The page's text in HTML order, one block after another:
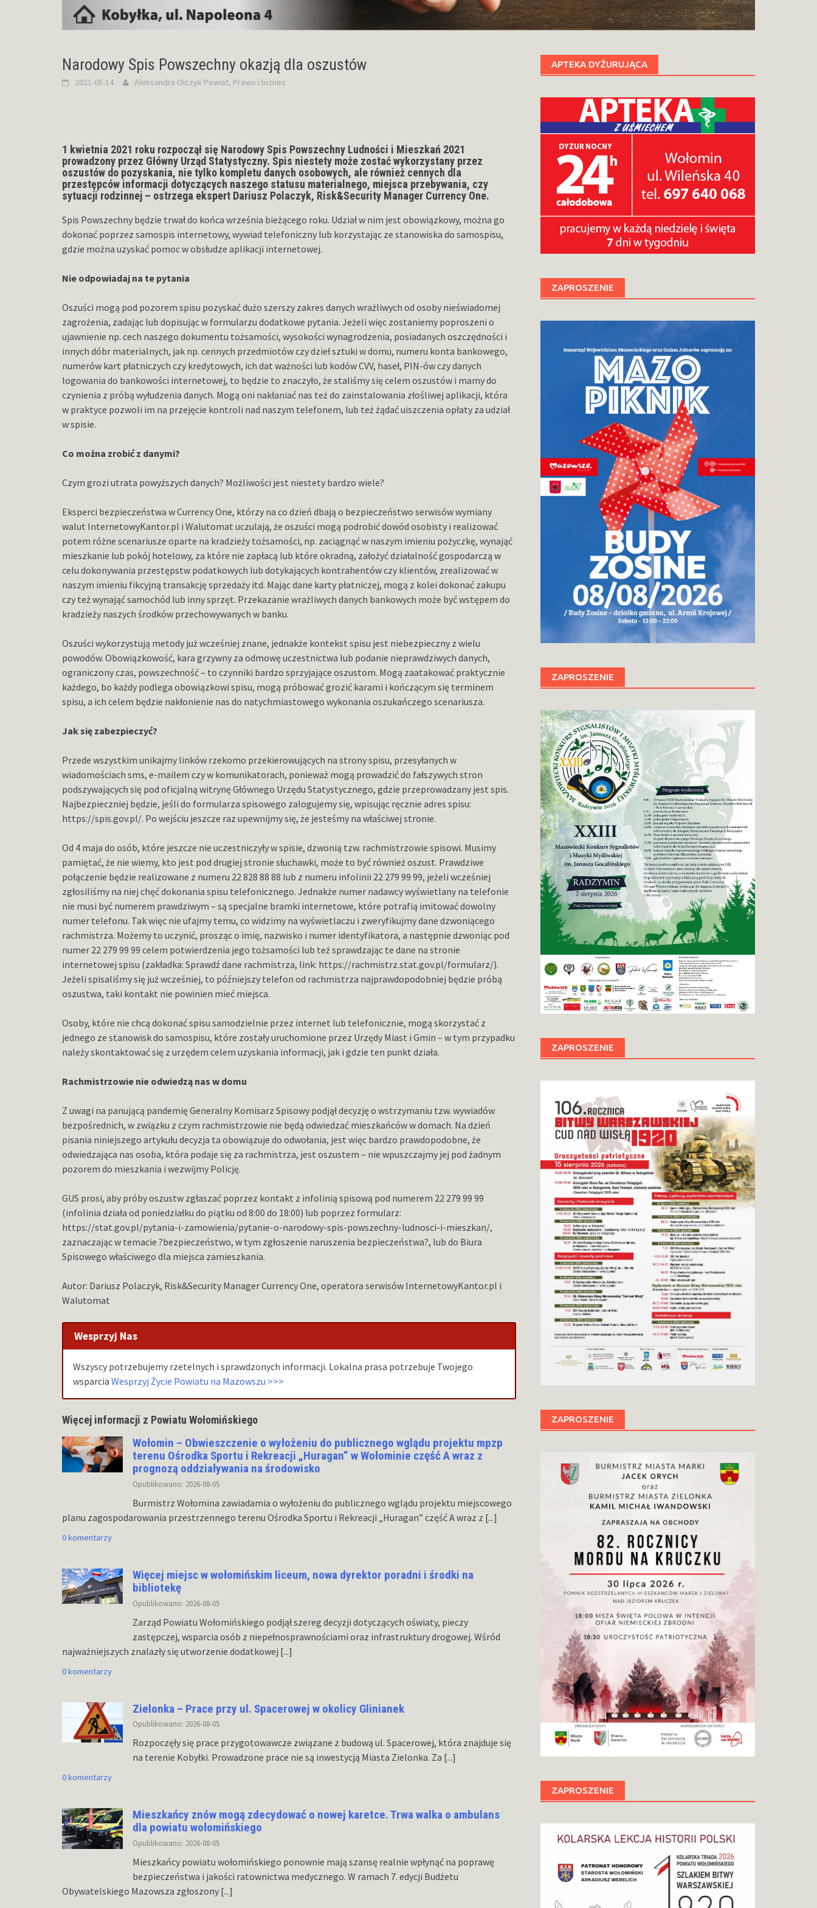
Narodowy Spis Powszechny okazją dla oszustów
2021-05-14 Aleksandra Olczyk Powiat, Prawo i biznes
1 kwietnia 2021 roku rozpoczął się Narodowy Spis Powszechny Ludności i Mieszkań 2021
prowadzony przez Główny Urząd Statystyczny. Spis niestety może zostać wykorzystany przez
oszustów do pozyskania, nie tylko kompletu danych osobowych, ale również cennych dla
przestępców informacji dotyczących naszego statusu materialnego, miejsca przebywania, czy
sytuacji rodzinnej – ostrzega ekspert Dariusz Polaczyk, Risk&Security Manager Currency One.
Spis Powszechny będzie trwał do końca września bieżącego roku. Udział w nim jest obowiązkowy, można go
dokonać poprzez samospis internetowy, wywiad telefoniczny lub korzystając ze stanowiska do samospisu,
gdzie można uzyskać pomoc w obsłudze aplikacji internetowej.
Nie odpowiadaj na te pytania
Oszuści mogą pod pozorem spisu pozyskać dużo szerszy zakres danych wrażliwych od osoby nieświadomej
zagrożenia, zadając lub dopisując w formularzu dodatkowe pytania. Jeżeli więc zostaniemy poproszeni o
ujawnienie np. cech naszego dokumentu tożsamości, wysokości wynagrodzenia, posiadanych oszczędności i
innych dóbr materialnych, jak np. cennych przedmiotów czy dzieł sztuki w domu, numeru konta bankowego,
numerów kart płatniczych czy kredytowych, ich dat ważności lub kodów CVV, haseł, PIN-ów czy danych
logowania do bankowości internetowej, to będzie to znaczyło, że staliśmy się celem oszustów i mamy do
czynienia z próbą wyłudzenia danych. Mogą oni nakłaniać nas też do zainstalowania złośliwej aplikacji, która
w praktyce pozwoli im na przejęcie kontroli nad naszym telefonem, lub też żądać uiszczenia opłaty za udział
w spisie.
Co można zrobić z danymi?
Czym grozi utrata powyższych danych? Możliwości jest niestety bardzo wiele?
Eksperci bezpieczeństwa w Currency One, którzy na co dzień dbają o bezpieczeństwo serwisów wymiany
walut InternetowyKantor.pl i Walutomat uczulają, że oszuści mogą podrobić dowód osobisty i realizować
potem różne scenariusze oparte na kradzieży tożsamości, np. zaciągnąć w naszym imieniu pożyczkę, wynająć
mieszkanie lub pokój hotelowy, za które nie zapłacą lub które okradną, założyć działalność gospodarczą w
celu dokonywania przestępstw podatkowych lub dotykających kontrahentów czy klientów, zrealizować w
naszym imieniu fikcyjną transakcję sprzedaży itd. Mając dane karty płatniczej, mogą z kolei dokonać zakupu
czy też wynająć samochód lub inny sprzęt. Przekazanie wrażliwych danych bankowych może być wstępem do
kradzieży naszych środków przechowywanych w banku.
Oszuści wykorzystują metody już wcześniej znane, jednakże kontekst spisu jest niebezpieczny z wielu
powodów. Obowiązkowość, kara grzywny za odmowę uczestnictwa lub podanie nieprawdziwych danych,
ograniczony czas, powszechność – to czynniki bardzo sprzyjające oszustom. Mogą zaatakować praktycznie
każdego, bo każdy podlega obowiązkowi spisu, mogą próbować grozić karami i kończącym się terminem
spisu, a ich celem będzie nakłonienie nas do natychmiastowego wykonania oszukańczego scenariusza.
Jak się zabezpieczyć?
Przede wszystkim unikajmy linków rzekomo przekierowujących na strony spisu, przesyłanych w
wiadomościach sms, e-mailem czy w komunikatorach, ponieważ mogą prowadzić do fałszywych stron
podszywających się pod oficjalną witrynę Głównego Urzędu Statystycznego, gdzie przeprowadzany jest spis.
Najbezpieczniej będzie, jeśli do formularza spisowego zalogujemy się, wpisując ręcznie adres spisu:
https://spis.gov.pl/. Po wejściu jeszcze raz upewnijmy się, że jesteśmy na właściwej stronie.
Od 4 maja do osób, które jeszcze nie uczestniczyły w spisie, dzwonią tzw. rachmistrzowie spisowi. Musimy
pamiętać, że nie wiemy, kto jest pod drugiej stronie słuchawki, może to być również oszust. Prawdziwe
połączenie będzie realizowane z numeru 22 828 88 88 lub z numeru infolinii 22 279 99 99, jeżeli wcześniej
zgłosiliśmy na niej chęć dokonania spisu telefonicznego. Jednakże numer nadawcy wyświetlany na telefonie
nie musi być numerem prawdziwym – są specjalne bramki internetowe, które potrafią imitować dowolny
numer telefonu. Tak więc nie ufajmy temu, co widzimy na wyświetlaczu i zweryfikujmy dane dzwoniącego
rachmistrza. Możemy to uczynić, prosząc o imię, nazwisko i numer identyfikatora, a następnie dzwoniąc pod
numer 22 279 99 99 celem potwierdzenia jego tożsamości lub też sprawdzając te dane na stronie
internetowej spisu (zakładka: Sprawdź dane rachmistrza, link: https://rachmistrz.stat.gov.pl/formularz/).
Jeżeli spisaliśmy się już wcześniej, to późniejszy telefon od rachmistrza najprawdopodobniej będzie próbą
oszustwa, taki kontakt nie powinien mieć miejsca.
Osoby, które nie chcą dokonać spisu samodzielnie przez internet lub telefonicznie, mogą skorzystać z
jednego ze stanowisk do samospisu, które zostały uruchomione przez Urzędy Miast i Gmin – w tym przypadku
należy skontaktować się z urzędem celem uzyskania informacji, jak i gdzie ten punkt działa.
Rachmistrzowie nie odwiedzą nas w domu
Z uwagi na panującą pandemię Generalny Komisarz Spisowy podjął decyzję o wstrzymaniu tzw. wywiadów
bezpośrednich, w związku z czym rachmistrzowie nie będą odwiedzać mieszkańców w domach. Na dzień
pisania niniejszego artykułu decyzja ta obowiązuje do odwołania, jest więc bardzo prawdopodobne, że
odwiedzająca nas osoba, która podaje się za rachmistrza, jest oszustem – nie wpuszczajmy jej pod żadnym
pozorem do mieszkania i wezwijmy Policję.
GUS prosi, aby próby oszustw zgłaszać poprzez kontakt z infolinią spisową pod numerem 22 279 99 99
(infolinia działa od poniedziałku do piątku od 8:00 do 18:00) lub poprzez formularz:
https://stat.gov.pl/pytania-i-zamowienia/pytanie-o-narodowy-spis-powszechny-ludnosci-i-mieszkan/,
zaznaczając w temacie ?bezpieczeństwo, w tym zgłoszenie naruszenia bezpieczeństwa?, lub do Biura
Spisowego właściwego dla miejsca zamieszkania.
Autor: Dariusz Polaczyk, Risk&Security Manager Currency One, operatora serwisów InternetowyKantor.pl i
Walutomat
Wesprzyj Nas
Wszyscy potrzebujemy rzetelnych i sprawdzonych informacji. Lokalna prasa potrzebuje Twojego
wsparcia Wesprzyj Życie Powiatu na Mazowszu >>>
Więcej informacji z Powiatu Wołomińskiego
Wołomin – Obwieszczenie o wyłożeniu do publicznego wglądu projektu mpzp
terenu Ośrodka Sportu i Rekreacji „Huragan” w Wołominie część A wraz z
prognozą oddziaływania na środowisko
Opublikowano: 2026-08-05
Burmistrz Wołomina zawiadamia o wyłożeniu do publicznego wglądu projektu miejscowego
planu zagospodarowania przestrzennego terenu Ośrodka Sportu i Rekreacji „Huragan” część A wraz z [...]
0 komentarzy
Więcej miejsc w wołomińskim liceum, nowa dyrektor poradni i środki na
bibliotekę
Opublikowano: 2026-08-05
Zarząd Powiatu Wołomińskiego podjął szereg decyzji dotyczących oświaty, pieczy
zastępczej, wsparcia osób z niepełnosprawnościami oraz infrastruktury drogowej. Wśród
najważniejszych znalazły się utworzenie dodatkowej [...]
0 komentarzy
Zielonka – Prace przy ul. Spacerowej w okolicy Glinianek
Opublikowano: 2026-08-05
Rozpoczęły się prace przygotowawcze związane z budową ul. Spacerowej, która znajduje się
na terenie Kobyłki. Prowadzone prace nie są inwestycją Miasta Zielonka. Za [...]
0 komentarzy
Mieszkańcy znów mogą zdecydować o nowej karetce. Trwa walka o ambulans
dla powiatu wołomińskiego
Opublikowano: 2026-08-05
Mieszkańcy powiatu wołomińskiego ponownie mają szansę realnie wpłynąć na poprawę
bezpieczeństwa i jakości ratownictwa medycznego. W ramach 7. edycji Budżetu
Obywatelskiego Mazowsza zgłoszony [...]
APTEKA DYŻURUJĄCA
ZAPROSZENIE
ZAPROSZENIE
ZAPROSZENIE
ZAPROSZENIE
ZAPROSZENIE